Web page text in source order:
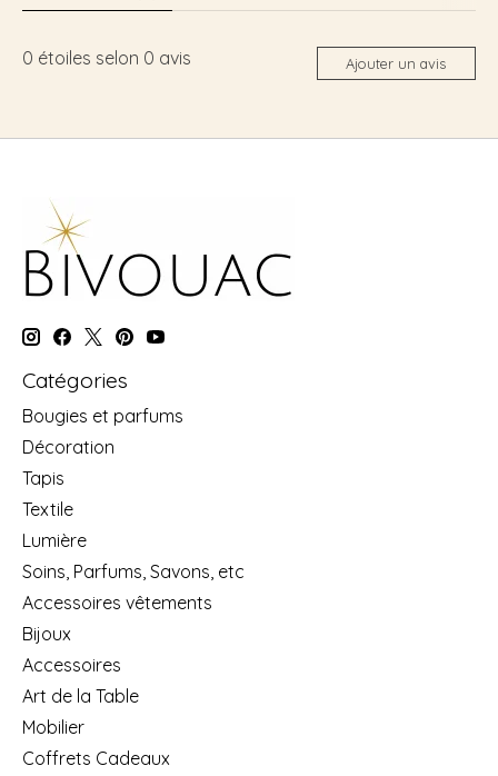
0 étoiles selon 0 avis Ajouter un avis
Catégories
Bougies et parfums
Décoration
Tapis
Textile
Lumière
Soins, Parfums, Savons, etc
Accessoires vêtements
Bijoux
Accessoires
Art de la Table
Mobilier
Coffrets Cadeaux